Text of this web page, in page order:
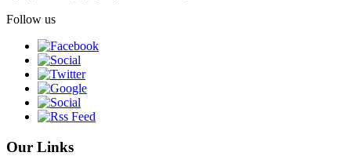
Follow us
Our Links